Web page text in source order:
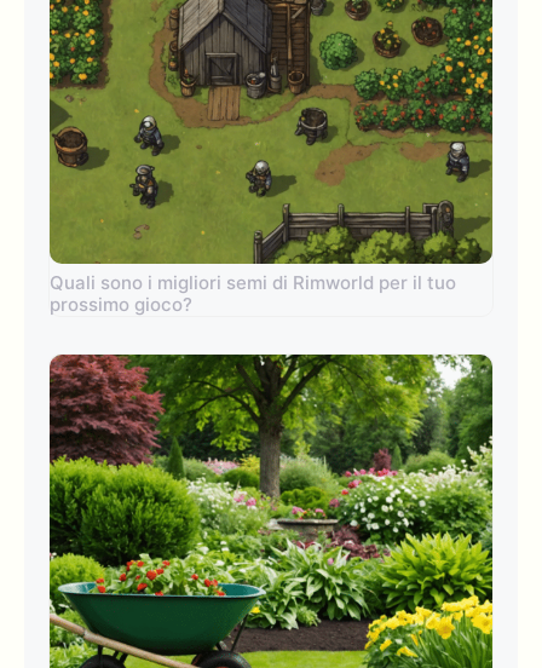
Quali sono i migliori semi di Rimworld per il tuo
prossimo gioco?